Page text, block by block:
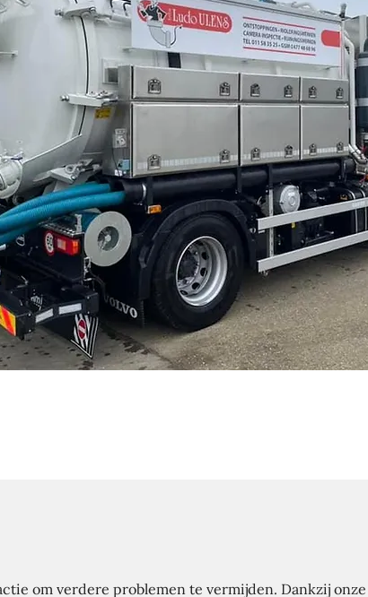
om verdere problemen te vermijden. Dankzij onze